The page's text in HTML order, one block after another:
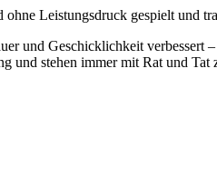
Leistungsdruck gespielt und
und Geschicklichkeit verbessert
und stehen immer mit Rat und Tat